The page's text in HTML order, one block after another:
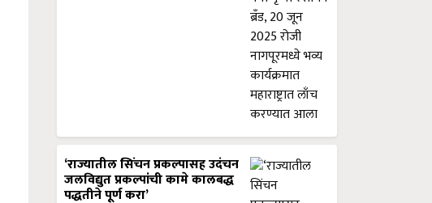
‘राज्यातील सिंचन प्रकल्पासह उदंचन
जलविद्युत प्रकल्पांची कामे कालबद्ध
पद्धतीने पूर्ण करा’